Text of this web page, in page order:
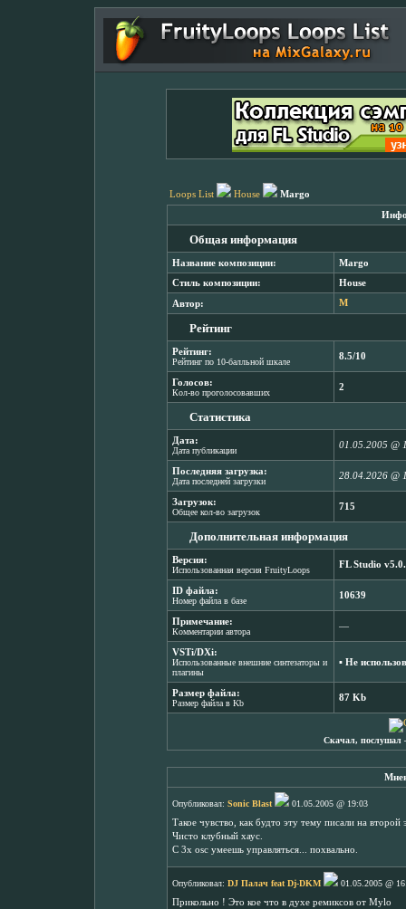
Loops List House Margo
Общая информация
Название композиции: Margo
Стиль композиции: House
Автор: M
Рейтинг
Рейтинг:
Рейтинг по 10-балльной шкале
8.5/10
Голосов:
Кол-во проголосовавших
2
Статистика
Дата:
Дата публикации
01.05.2005 @
Последняя загрузка:
Дата последней загрузки
28.04.2026 @
Загрузок:
Общее кол-во загрузок
715
Дополнительная информация
Версия:
Использованная версия FruityLoops
FL Studio
ID файла:
Номер файла в базе
10639
Примечание:
Комментарии автора
―
VSTi/DXi:
Использованные внешние синтезаторы и
плагины
▪ Не
Размер файла:
Размер файла в Kb
87 Kb
Скачал, послушал
Опубликовал: Sonic Blast
01.05.2005 @ 19:03
Такое чувство, как будто эту тему писали на второй
Чисто клубный хаус.
С 3х osc умеешь управляться... похвально.
Опубликовал: DJ Палач feat Dj-DKM
01.05.2005 @
Прикольно ! Это кое что в духе ремиксов от Mylo